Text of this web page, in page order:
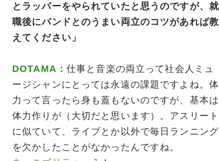
とラッパーをやられていたと思うのですが、就
職後にバンドとのうまい両立のコツがあれば教
えてください」
DOTAMA： 仕事と音楽の両立って社会人ミュ
ージシャンにとっては永遠の課題ですよね。体
力って言ったら身も蓋もないのですが、基本は
体力作りが（大切だと思います）。アスリート
に似ていて、ライブとか以外で毎日ランニング
を欠かしたことがなかったんですね。